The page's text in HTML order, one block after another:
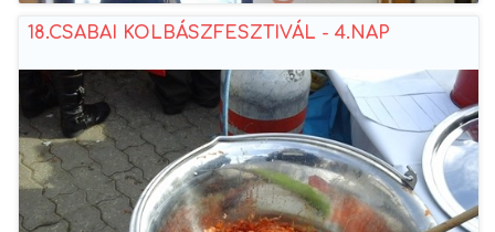
18.CSABAI KOLBÁSZFESZTIVÁL - 4.NAP